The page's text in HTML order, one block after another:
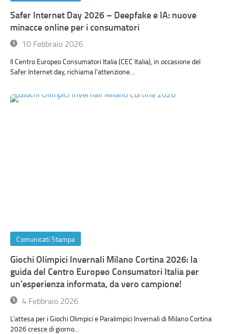
Safer Internet Day 2026 – Deepfake e IA: nuove
minacce online per i consumatori
10 Febbraio 2026
Il Centro Europeo Consumatori Italia (CEC Italia), in occasione del
Safer Internet day, richiama l’attenzione…
Comunicati Stampa
Giochi Olimpici Invernali Milano Cortina 2026: la
guida del Centro Europeo Consumatori Italia per
un’esperienza informata, da vero campione!
4 Febbraio 2026
L’attesa per i Giochi Olimpici e Paralimpici Invernali di Milano Cortina
2026 cresce di giorno…